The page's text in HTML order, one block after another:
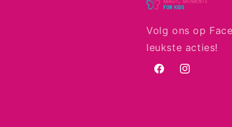
Volg ons op
leukste acties!
FacebookInstagram